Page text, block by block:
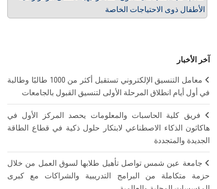
الأطفال ذوى الاحتياجات الخاصة
آخر الأخبار
معامل التنسيق الإلكتروني تستقبل أكثر من 1000 طالبًا وطالبة
في أول أيام انطلاق المرحلة الأولى لتنسيق القبول بالجامعات
فريق كلية الحاسبات والمعلومات يحصد المركز الأول في
هاكاثون الذكاء الاصطناعي لابتكار حلول ذكية في قطاع الطاقة
الجديدة والمتجددة
جامعة عين شمس تواصل تأهيل طلابها لسوق العمل من خلال
حزمة متكاملة من البرامج التدريبية والشراكات مع كبرى